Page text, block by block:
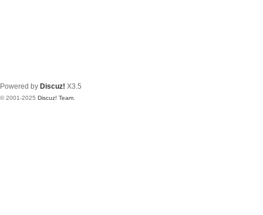
Powered by Discuz! X3.5
© 2001-2025 Discuz! Team